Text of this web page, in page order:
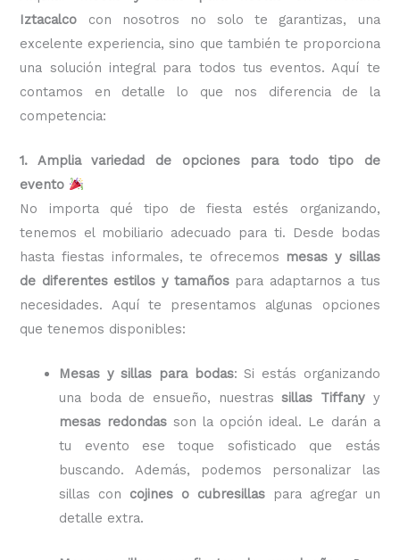
Iztacalco con nosotros no solo te garantizas, una
excelente experiencia, sino que también te proporciona
una solución integral para todos tus eventos. Aquí te
contamos en detalle lo que nos diferencia de la
competencia:
1. Amplia variedad de opciones para todo tipo de
evento
No importa qué tipo de fiesta estés organizando,
tenemos el mobiliario adecuado para ti. Desde bodas
hasta fiestas informales, te ofrecemos mesas y sillas
de diferentes estilos y tamaños para adaptarnos a tus
necesidades. Aquí te presentamos algunas opciones
que tenemos disponibles:
Mesas y sillas para bodas: Si estás organizando
una boda de ensueño, nuestrassillas Tiffanyy
mesas redondas son la opción ideal. Le darán a
tu evento ese toque sofisticado que estás
buscando. Además, podemos personalizar las
sillas con cojines o cubresillaspara agregar un
detalle extra.